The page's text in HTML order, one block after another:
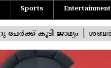
Sports Entertainment